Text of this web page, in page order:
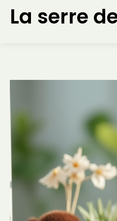
contenu
La serre